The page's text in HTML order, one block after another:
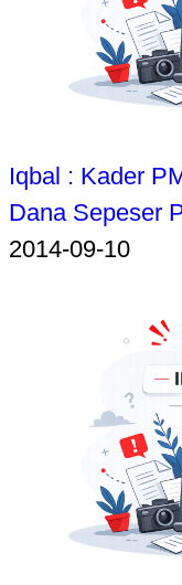
Iqbal : Kader
Dana Sepeser
2014-09-10